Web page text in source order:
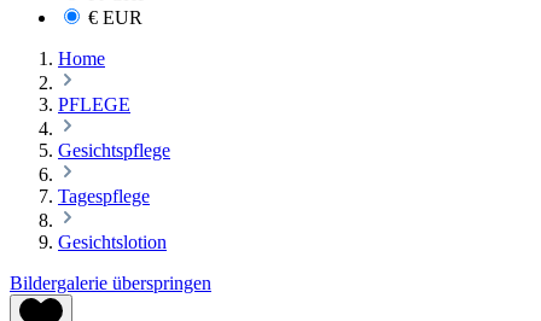
€ EUR
Home
PFLEGE
Gesichtspflege
Tagespflege
Gesichtslotion
Bildergalerie überspringen